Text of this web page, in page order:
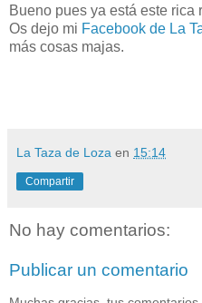
Bueno pues ya está este rica
Os dejo mi Facebook de La
más cosas majas.
La Taza de Loza en 15:14
Compartir
No hay comentarios:
Publicar un comentario